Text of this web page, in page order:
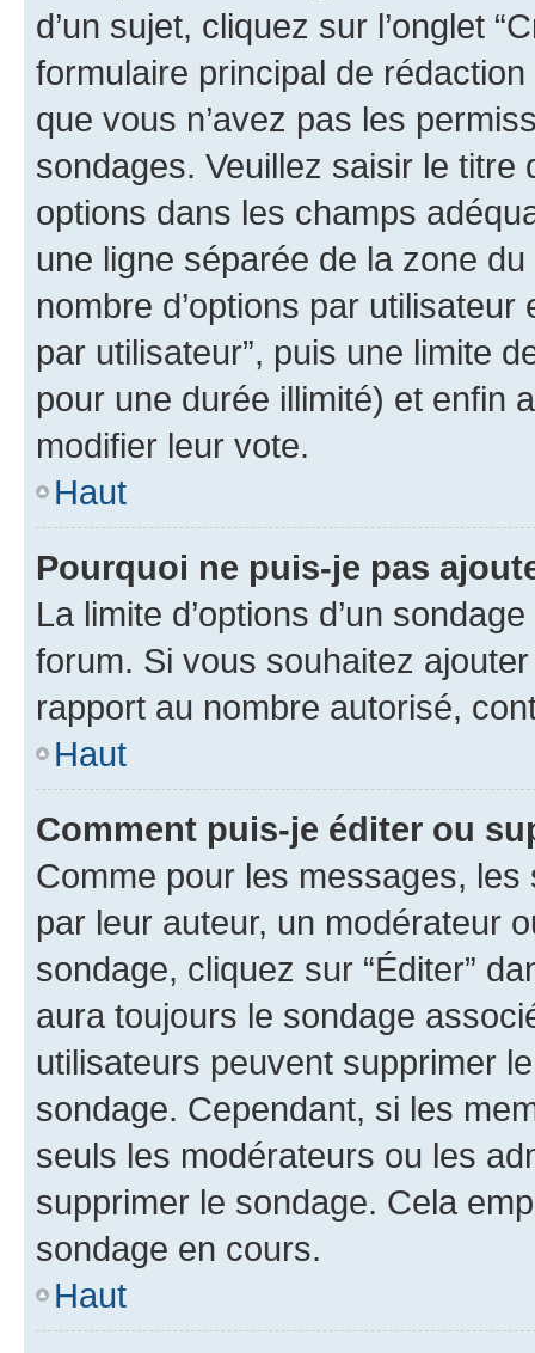
d’un sujet, cliquez sur l’onglet
formulaire principal de
que vous n’avez pas les
sondages. Veuillez saisir le
options dans les champs
une ligne séparée de la zone
nombre d’options par
par utilisateur”, puis une limite
pour une durée illimité) et enfin
modifier leur vote.
Haut
Pourquoi ne puis-je pas
La limite d’options d’un
forum. Si vous souhaitez
rapport au nombre autorisé,
Haut
Comment puis-je éditer ou
Comme pour les messages,
par leur auteur, un modérateur
sondage, cliquez sur “Éditer”
aura toujours le sondage
utilisateurs peuvent supprimer
sondage. Cependant, si les
seuls les modérateurs ou les
supprimer le sondage. Cela
sondage en cours.
Haut